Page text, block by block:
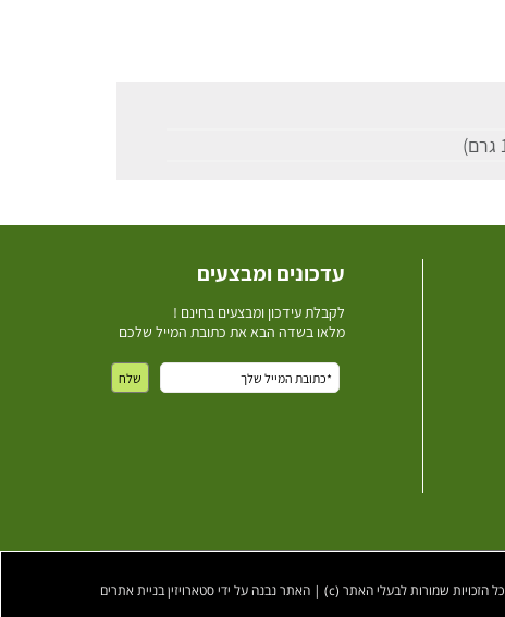
עדכונים ומבצעים
לקבלת עידכון ומבצעים בחינם !
מלאו בשדה הבא את כתובת המייל שלכם
כל הזכויות שמורות לבעלי האתר (c) | האתר נבנה על ידי סטארויזין בניית אתרים